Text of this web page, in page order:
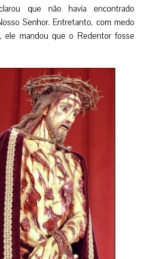
que não havia encontrado
Senhor. Entretanto, com medo
ele mandou que o Redentor fosse